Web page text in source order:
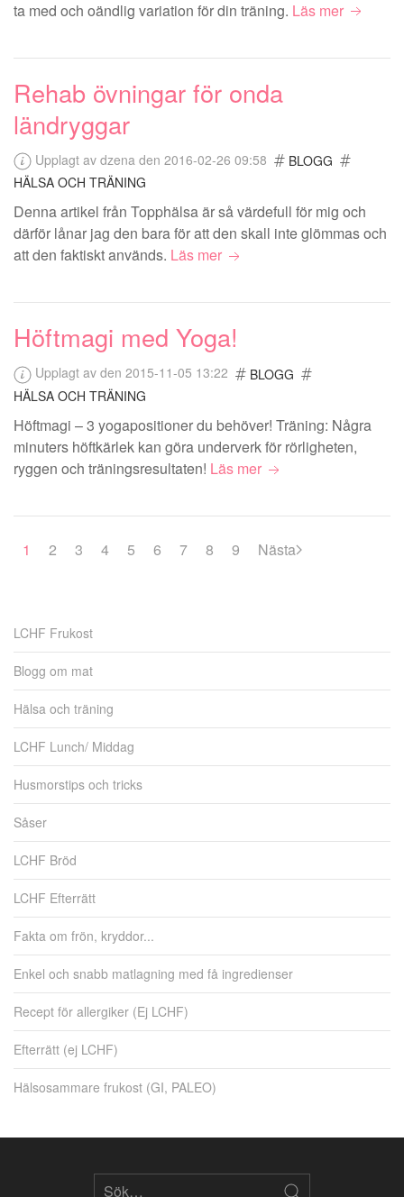
ta med och oändlig variation för din träning. Läs mer
Rehab övningar för onda
ländryggar
Upplagt av dzena den 2016-02-26 09:58
BLOGG
HÄLSA OCH TRÄNING
Denna artikel från Topphälsa är så värdefull för mig och
därför lånar jag den bara för att den skall inte glömmas och
att den faktiskt används. Läs mer
Höftmagi med Yoga!
Upplagt av den 2015-11-05 13:22
BLOGG
HÄLSA OCH TRÄNING
Höftmagi – 3 yogapositioner du behöver! Träning: Några
minuters höftkärlek kan göra underverk för rörligheten,
ryggen och träningsresultaten! Läs mer
1 2 3 4 5 6 7 8 9 Nästa
LCHF Frukost
Blogg om mat
Hälsa och träning
LCHF Lunch/ Middag
Husmorstips och tricks
Såser
LCHF Bröd
LCHF Efterrätt
Fakta om frön, kryddor...
Enkel och snabb matlagning med få ingredienser
Recept för allergiker (Ej LCHF)
Efterrätt (ej LCHF)
Hälsosammare frukost (GI, PALEO)